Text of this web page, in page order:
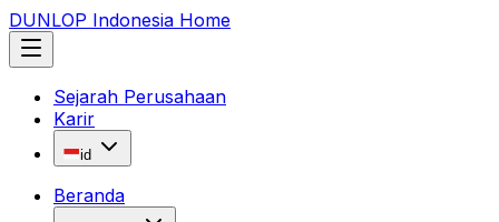
DUNLOP Indonesia Home
Sejarah Perusahaan
Karir
id
Beranda